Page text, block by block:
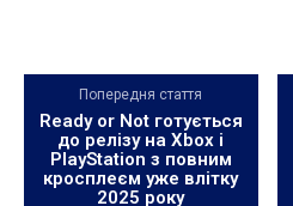
Попередня стаття
Ready or Not готується
до релізу на Xbox і
PlayStation з повним
кросплеєм уже влітку
2025 року